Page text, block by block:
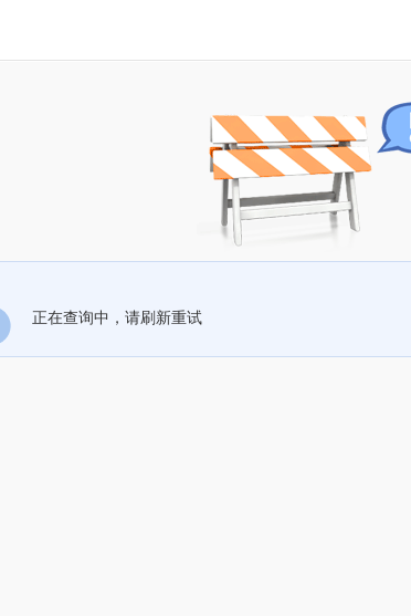
正在查询中，请刷新重试